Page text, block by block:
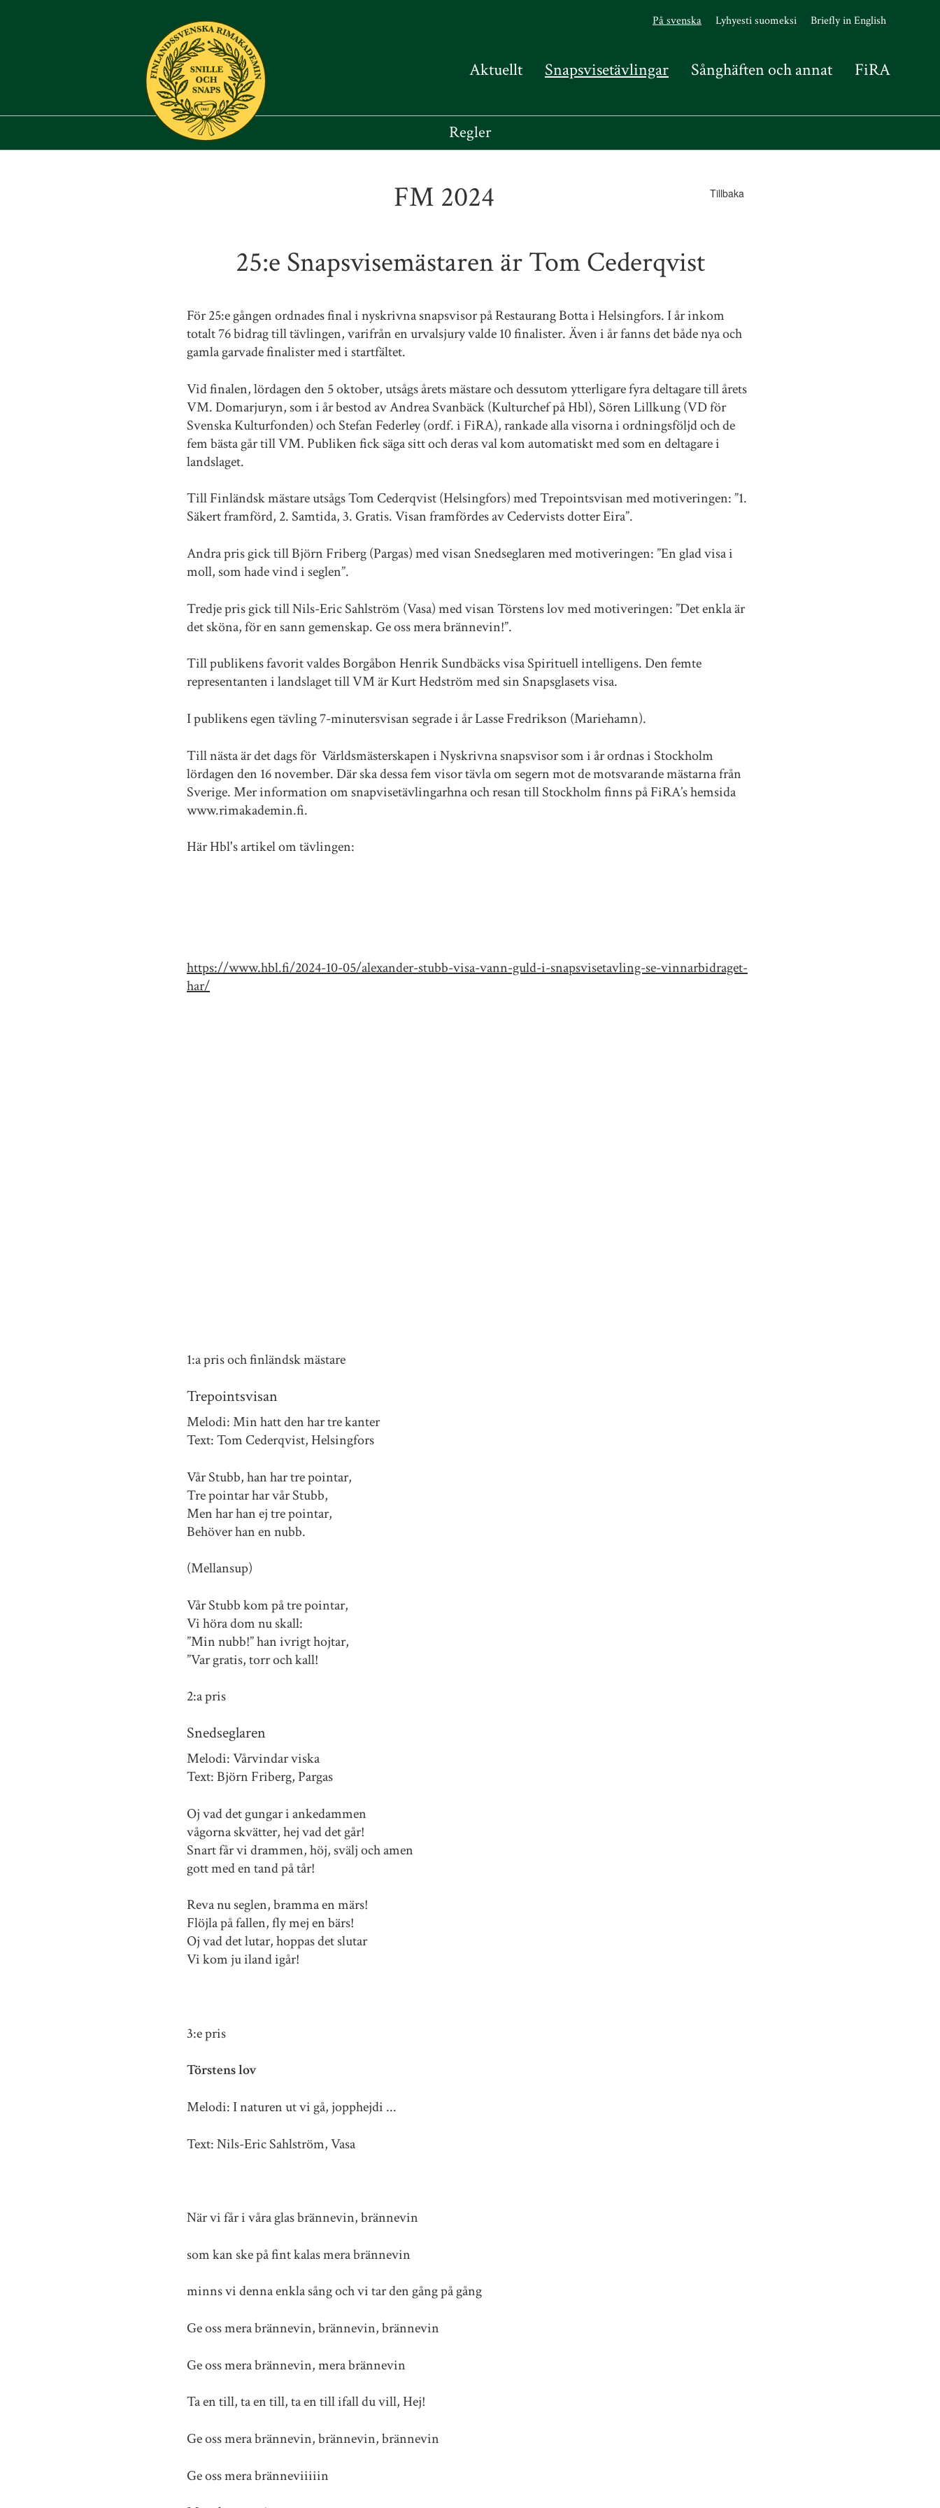
På svenska Lyhyesti suomeksi Briefly in English
Aktuellt Snapsvisetävlingar Sånghäften och annat FiRA
Regler
Tillbaka
FM 2024
25:e Snapsvisemästaren är Tom Cederqvist
För 25:e gången ordnades final i nyskrivna snapsvisor på Restaurang Botta i Helsingfors. I år inkom
totalt 76 bidrag till tävlingen, varifrån en urvalsjury valde 10 finalister. Även i år fanns det både nya och
gamla garvade finalister med i startfältet.
Vid finalen, lördagen den 5 oktober, utsågs årets mästare och dessutom ytterligare fyra deltagare till årets
VM. Domarjuryn, som i år bestod av Andrea Svanbäck (Kulturchef på Hbl), Sören Lillkung (VD för
Svenska Kulturfonden) och Stefan Federley (ordf. i FiRA), rankade alla visorna i ordningsföljd och de
fem bästa går till VM. Publiken fick säga sitt och deras val kom automatiskt med som en deltagare i
landslaget.
Till Finländsk mästare utsågs Tom Cederqvist (Helsingfors) med Trepointsvisan med motiveringen: ”1.
Säkert framförd, 2. Samtida, 3. Gratis. Visan framfördes av Cedervists dotter Eira”.
Andra pris gick till Björn Friberg (Pargas) med visan Snedseglaren med motiveringen: ”En glad visa i
moll, som hade vind i seglen”.
Tredje pris gick till Nils-Eric Sahlström (Vasa) med visan Törstens lov med motiveringen: ”Det enkla är
det sköna, för en sann gemenskap. Ge oss mera brännevin!”.
Till publikens favorit valdes Borgåbon Henrik Sundbäcks visa Spirituell intelligens. Den femte
representanten i landslaget till VM är Kurt Hedström med sin Snapsglasets visa.
I publikens egen tävling 7-minutersvisan segrade i år Lasse Fredrikson (Mariehamn).
Till nästa är det dags för Världsmästerskapen i Nyskrivna snapsvisor som i år ordnas i Stockholm
lördagen den 16 november. Där ska dessa fem visor tävla om segern mot de motsvarande mästarna från
Sverige. Mer information om snapvisetävlingarhna och resan till Stockholm finns på FiRA’s hemsida
www.rimakademin.fi.
Här Hbl's artikel om tävlingen:
https://www.hbl.fi/2024-10-05/alexander-stubb-visa-vann-guld-i-snapsvisetavling-se-vinnarbidraget-
har/
1:a pris och finländsk mästare
Trepointsvisan
Melodi: Min hatt den har tre kanter
Text: Tom Cederqvist, Helsingfors
Vår Stubb, han har tre pointar,
Tre pointar har vår Stubb,
Men har han ej tre pointar,
Behöver han en nubb.
(Mellansup)
Vår Stubb kom på tre pointar,
Vi höra dom nu skall:
”Min nubb!” han ivrigt hojtar,
”Var gratis, torr och kall!
2:a pris
Snedseglaren
Melodi: Vårvindar viska
Text: Björn Friberg, Pargas
Oj vad det gungar i ankedammen
vågorna skvätter, hej vad det går!
Snart får vi drammen, höj, svälj och amen
gott med en tand på tår!
Reva nu seglen, bramma en märs!
Flöjla på fallen, fly mej en bärs!
Oj vad det lutar, hoppas det slutar
Vi kom ju iland igår!
3:e pris
Törstens lov
Melodi: I naturen ut vi gå, jopphejdi ...
Text: Nils-Eric Sahlström, Vasa
När vi får i våra glas brännevin, brännevin
som kan ske på fint kalas mera brännevin
minns vi denna enkla sång och vi tar den gång på gång
Ge oss mera brännevin, brännevin, brännevin
Ge oss mera brännevin, mera brännevin
Ta en till, ta en till, ta en till ifall du vill, Hej!
Ge oss mera brännevin, brännevin, brännevin
Ge oss mera bränneviiiiin